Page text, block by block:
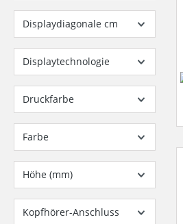
Displaydiagonale cm
Displaytechnologie
Druckfarbe
Farbe
Höhe (mm)
Kopfhörer-Anschluss